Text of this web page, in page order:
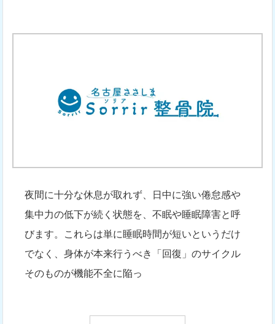
夜間に十分な休息が取れず、日中に強い倦怠感や
集中力の低下が続く状態を、不眠や睡眠障害と呼
びます。これらは単に睡眠時間が短いというだけ
でなく、身体が本来行うべき「回復」のサイクル
そのものが機能不全に陥っ